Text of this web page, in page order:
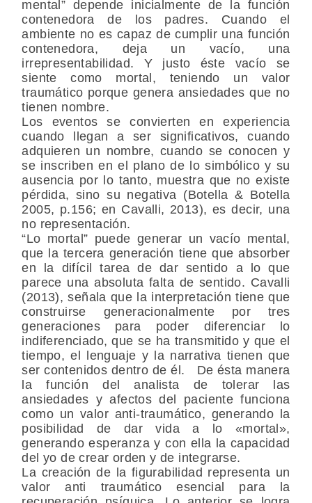
mental” depende inicialmente de la función
contenedora de los padres. Cuando el
ambiente no es capaz de cumplir una función
contenedora, deja un vacío, una
irrepresentabilidad. Y justo éste vacío se
siente como mortal, teniendo un valor
traumático porque genera ansiedades que no
tienen nombre.
Los eventos se convierten en experiencia
cuando llegan a ser significativos, cuando
adquieren un nombre, cuando se conocen y
se inscriben en el plano de lo simbólico y su
ausencia por lo tanto, muestra que no existe
pérdida, sino su negativa (Botella & Botella
2005, p.156; en Cavalli, 2013), es decir, una
no representación.
“Lo mortal” puede generar un vacío mental,
que la tercera generación tiene que absorber
en la difícil tarea de dar sentido a lo que
parece una absoluta falta de sentido. Cavalli
(2013), señala que la interpretación tiene que
construirse generacionalmente por tres
generaciones para poder diferenciar lo
indiferenciado, que se ha transmitido y que el
tiempo, el lenguaje y la narrativa tienen que
ser contenidos dentro de él. De ésta manera
la función del analista de tolerar las
ansiedades y afectos del paciente funciona
como un valor anti-traumático, generando la
posibilidad de dar vida a lo «mortal»,
generando esperanza y con ella la capacidad
del yo de crear orden y de integrarse.
La creación de la figurabilidad representa un
valor anti traumático esencial para la